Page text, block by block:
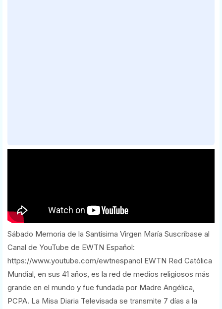
Sábado Memoria de la Santísima Virgen María Suscríbase al
Canal de YouTube de EWTN Español:
https://www.youtube.com/ewtnespanol EWTN Red Católica
Mundial, en sus 41 años, es la red de medios religiosos más
grande en el mundo y fue fundada por Madre Angélica,
PCPA. La Misa Diaria Televisada se transmite 7 días a la